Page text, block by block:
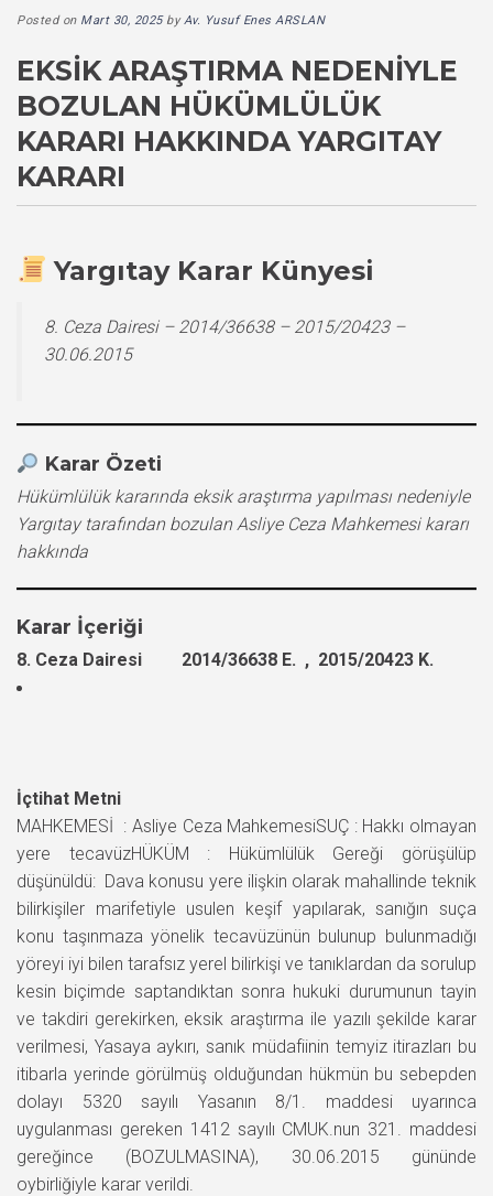
Posted on Mart 30, 2025byAv. Yusuf Enes ARSLAN
EKSIK ARAŞTIRMA NEDENIYLE
BOZULAN HÜKÜMLÜLÜK
KARARI HAKKINDA YARGITAY
KARARI
Yargıtay Karar Künyesi
8. Ceza Dairesi – 2014/36638 – 2015/20423 –
30.06.2015
Karar Özeti
Hükümlülük kararında eksik araştırma yapılması nedeniyle
Yargıtay tarafından bozulan Asliye Ceza Mahkemesi kararı
hakkında
Karar İçeriği
8. Ceza Dairesi 2014/36638 E. , 2015/20423 K.
İçtihat Metni
MAHKEMESİ : Asliye Ceza MahkemesiSUÇ : Hakkı olmayan
yere tecavüzHÜKÜM : Hükümlülük Gereği görüşülüp
düşünüldü: Dava konusu yere ilişkin olarak mahallinde teknik
bilirkişiler marifetiyle usulen keşif yapılarak, sanığın suça
konu taşınmaza yönelik tecavüzünün bulunup bulunmadığı
yöreyi iyi bilen tarafsız yerel bilirkişi ve tanıklardan da sorulup
kesin biçimde saptandıktan sonra hukuki durumunun tayin
ve takdiri gerekirken, eksik araştırma ile yazılı şekilde karar
verilmesi, Yasaya aykırı, sanık müdafiinin temyiz itirazları bu
itibarla yerinde görülmüş olduğundan hükmün bu sebepden
dolayı 5320 sayılı Yasanın 8/1. maddesi uyarınca
uygulanması gereken 1412 sayılı CMUK.nun 321. maddesi
gereğince (BOZULMASINA), 30.06.2015 gününde
oybirliğiyle karar verildi.